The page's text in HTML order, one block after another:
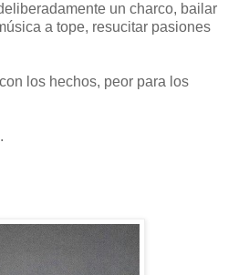
un charco, bailar
a tope, resucitar pasiones
los hechos, peor para los